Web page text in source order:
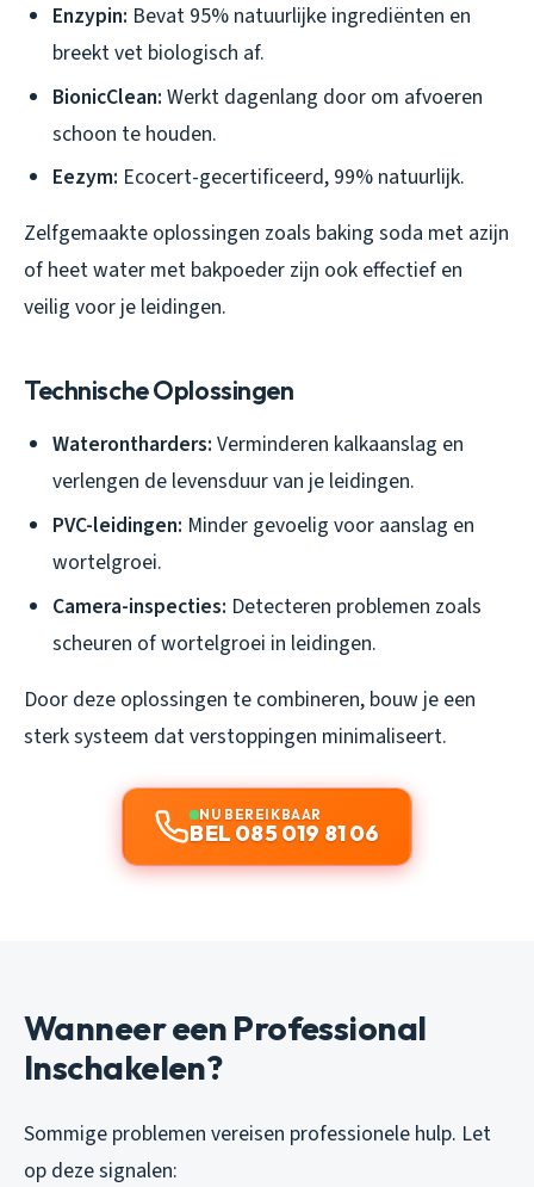
Enzypin: Bevat 95% natuurlijke ingrediënten en
breekt vet biologisch af.
BionicClean: Werkt dagenlang door om afvoeren
schoon te houden.
Eezym: Ecocert-gecertificeerd, 99% natuurlijk.
Zelfgemaakte oplossingen zoals baking soda met azijn
of heet water met bakpoeder zijn ook effectief en
veilig voor je leidingen.
Technische Oplossingen
Waterontharders: Verminderen kalkaanslag en
verlengen de levensduur van je leidingen.
PVC-leidingen: Minder gevoelig voor aanslag en
wortelgroei.
Camera-inspecties: Detecteren problemen zoals
scheuren of wortelgroei in leidingen.
Door deze oplossingen te combineren, bouw je een
sterk systeem dat verstoppingen minimaliseert.
NU BEREIKBAAR
BEL 085 019 81 06
Wanneer een Professional
Inschakelen?
Sommige problemen vereisen professionele hulp. Let
op deze signalen: